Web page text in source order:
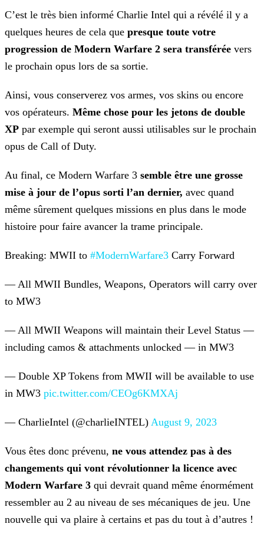
C’est le très bien informé Charlie Intel qui a révélé il y a
quelques heures de cela que presque toute votre
progression de Modern Warfare 2 sera transférée vers
le prochain opus lors de sa sortie.
Ainsi, vous conserverez vos armes, vos skins ou encore
vos opérateurs. Même chose pour les jetons de double
XP par exemple qui seront aussi utilisables sur le prochain
opus de Call of Duty.
Au final, ce Modern Warfare 3 semble être une grosse
mise à jour de l’opus sorti l’an dernier, avec quand
même sûrement quelques missions en plus dans le mode
histoire pour faire avancer la trame principale.
Breaking: MWII to #ModernWarfare3 Carry Forward
— All MWII Bundles, Weapons, Operators will carry over
to MW3
— All MWII Weapons will maintain their Level Status —
including camos & attachments unlocked — in MW3
— Double XP Tokens from MWII will be available to use
in MW3 pic.twitter.com/CEOg6KMXAj
— CharlieIntel (@charlieINTEL) August 9, 2023
Vous êtes donc prévenu, ne vous attendez pas à des
changements qui vont révolutionner la licence avec
Modern Warfare 3 qui devrait quand même énormément
ressembler au 2 au niveau de ses mécaniques de jeu. Une
nouvelle qui va plaire à certains et pas du tout à d’autres !